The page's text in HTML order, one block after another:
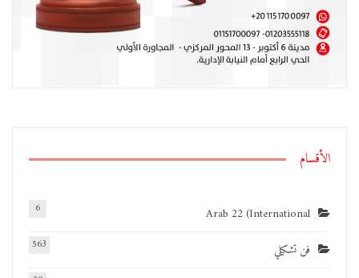
الأقسام
Arab 22 (International
6
فن تشكيلي 563